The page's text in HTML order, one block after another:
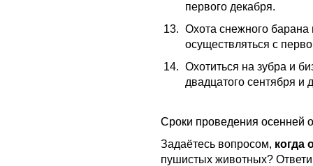
первого декабря.
Охота снежного барана
осуществляться с
Охотиться на зубра и
двадцатого сентября и
Сроки проведения осенней
Задаётесь вопросом, когда
пушистых животных?